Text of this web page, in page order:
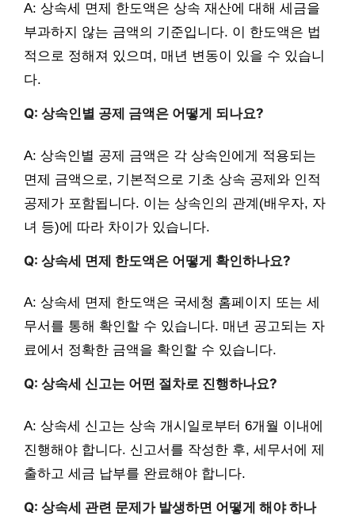
A: 상속세 면제 한도액은 상속 재산에 대해 세금을
부과하지 않는 금액의 기준입니다. 이 한도액은 법
적으로 정해져 있으며, 매년 변동이 있을 수 있습니
다.
Q: 상속인별 공제 금액은 어떻게 되나요?
A: 상속인별 공제 금액은 각 상속인에게 적용되는
면제 금액으로, 기본적으로 기초 상속 공제와 인적
공제가 포함됩니다. 이는 상속인의 관계(배우자, 자
녀 등)에 따라 차이가 있습니다.
Q: 상속세 면제 한도액은 어떻게 확인하나요?
A: 상속세 면제 한도액은 국세청 홈페이지 또는 세
무서를 통해 확인할 수 있습니다. 매년 공고되는 자
료에서 정확한 금액을 확인할 수 있습니다.
Q: 상속세 신고는 어떤 절차로 진행하나요?
A: 상속세 신고는 상속 개시일로부터 6개월 이내에
진행해야 합니다. 신고서를 작성한 후, 세무서에 제
출하고 세금 납부를 완료해야 합니다.
Q: 상속세 관련 문제가 발생하면 어떻게 해야 하나